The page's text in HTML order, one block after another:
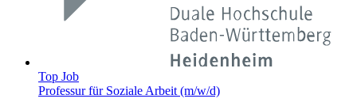
Top Job
Professur für Soziale Arbeit (m/w/d)